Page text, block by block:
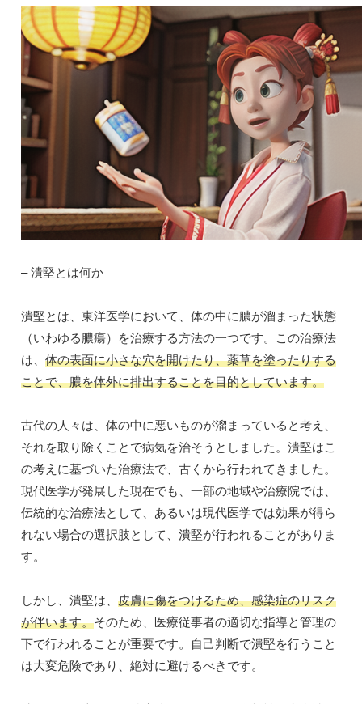
– 潰堅とは何か
潰堅とは、東洋医学において、体の中に膿が溜まった状態
（いわゆる膿瘍）を治療する方法の一つです。この治療法
は、 体の表面に小さな穴を開けたり、薬草を塗ったりする
ことで、膿を体外に排出することを目的としています。
古代の人々は、体の中に悪いものが溜まっていると考え、
それを取り除くことで病気を治そうとしました。潰堅はこ
の考えに基づいた治療法で、古くから行われてきました。
現代医学が発展した現在でも、一部の地域や治療院では、
伝統的な治療法として、あるいは現代医学では効果が得ら
れない場合の選択肢として、潰堅が行われることがありま
す。
しかし、潰堅は、 皮膚に傷をつけるため、感染症のリスク
が伴います。そのため、医療従事者の適切な指導と管理の
下で行われることが重要です。自己判断で潰堅を行うこと
は大変危険であり、絶対に避けるべきです。